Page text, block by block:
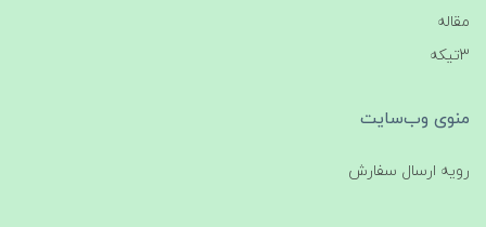
مقاله
3تیکه
منوی وب‌سایت
رویه ارسال سفارش